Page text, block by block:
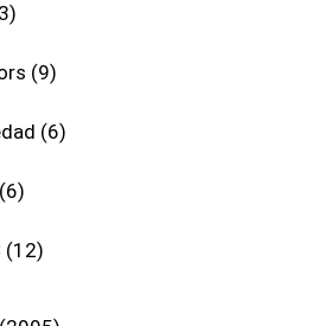
9
6
6
12